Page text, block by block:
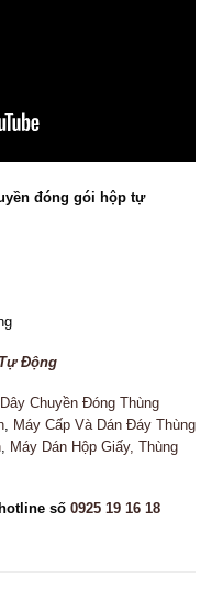
đóng gói hộp tự
Động
Dây Chuyền Đóng Thùng
Máy Cấp Và Dán Đáy Thùng
Máy Dán Hộp Giấy, Thùng
số 0925 19 16 18